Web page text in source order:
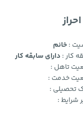
:خانم
کار : دارای سابقه کار
تاهل :
خدمت :
تحصیلی :
شرایط :